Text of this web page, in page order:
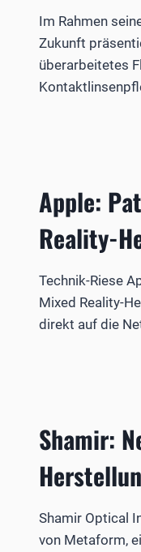
Im Rahmen
Zukunft
überarbeitetes
Apple:
Reality-
Technik-Riese
Mixed Reality-
direkt auf die
Shamir:
Shamir Optical
von Metaform,